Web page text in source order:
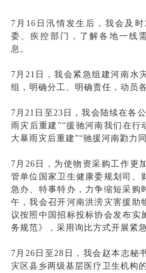
7月16日汛情发生后，我会及
委、疾控部门，了解各地一线
息。
7月21日，我会紧急组建河南水
组，明确分工、明确责任，动员
7月21日至23日，我会陆续在各
雨灾后重建”“援驰河南我们在行
大暴雨灾后重建”“驰援河南勠力
7月26日，为使物资采购工作更
管单位国家卫生健康委规划司、
急办、特事特办，力争缩短采购
午，我会召开河南洪涝灾害援助
议按照中国招标投标协会发布实
务规范》，采用询比方式开展紧
7月26日至28日，我会赵本志秘
灾区县乡两级基层医疗卫生机构